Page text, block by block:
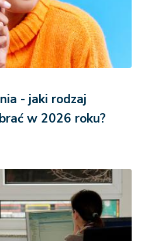
- jaki rodzaj
w 2026 roku?